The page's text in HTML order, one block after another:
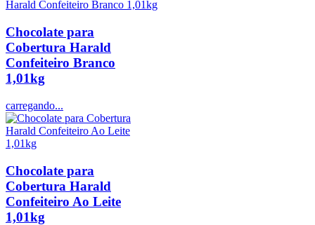
Chocolate para
Cobertura Harald
Confeiteiro Branco
1,01kg
carregando...
Chocolate para
Cobertura Harald
Confeiteiro Ao Leite
1,01kg